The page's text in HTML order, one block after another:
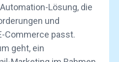
Lösung, die
und
Commerce passt.
geht, ein